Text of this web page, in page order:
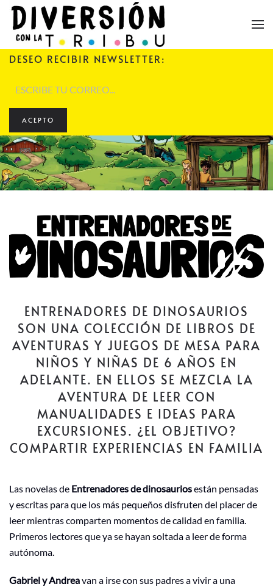
Skip to main content
DESEO RECIBIR NEWSLETTER:
ACEPTO
ENTRENADORES DE DINOSAURIOS
SON UNA COLECCIÓN DE LIBROS DE
AVENTURAS Y JUEGOS DE MESA PARA
NIÑOS Y NIÑAS DE 6 AÑOS EN
ADELANTE. EN ELLOS SE MEZCLA LA
AVENTURA DE LEER CON
MANUALIDADES E IDEAS PARA
EXCURSIONES. ¿EL OBJETIVO?
COMPARTIR EXPERIENCIAS EN FAMILIA
Las novelas de Entrenadores de dinosauriosestán pensadas
y escritas para que los más pequeños disfruten del placer de
leer mientras comparten momentos de calidad en familia.
Primeros lectores que ya se hayan soltada a leer de forma
autónoma.
Gabriel y Andreavan a irse con sus padres a vivir a una